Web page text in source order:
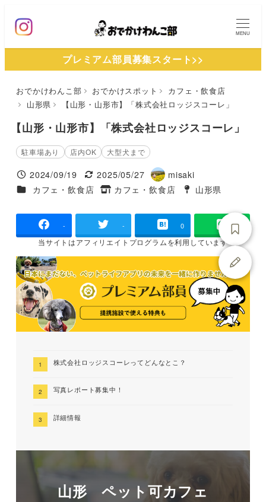
ン
MENU
プレミアム部員募集スタート>>
おでかけわんこ部 おでかけスポット
カフェ・飲食店
山形県
【山形・山形市】「株式会社ロッジスコーレ」
【山形・山形市】「株式会社ロッジスコーレ」
駐車場あり 店内OK 大型犬まで
投稿日
2024/09/19
更新日
2025/05/27
著
者
misaki
施設ジャンル
カフェ・飲食店
タグ
カフェ・飲食店
タグ
山形県
- - 0
当サイトはアフィリエイトプログラムを利用しています
株式会社ロッジスコーレってどんなとこ？
写真レポート募集中！
詳細情報
山形 ペット可カフェ